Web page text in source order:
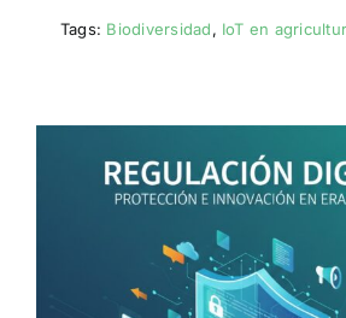
Tags: Biodiversidad, IoT en